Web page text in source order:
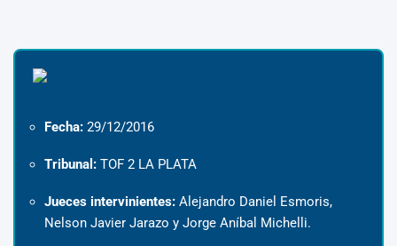
Fecha: 29/12/2016
Tribunal: TOF 2 LA PLATA
Jueces intervinientes: Alejandro Daniel Esmoris,
Nelson Javier Jarazo y Jorge Aníbal Michelli.